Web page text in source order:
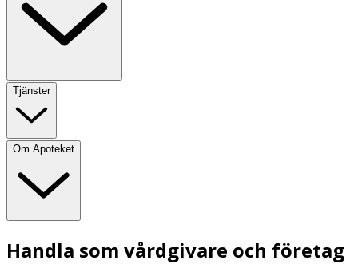
Tjänster
Om Apoteket
Handla som vårdgivare och företag